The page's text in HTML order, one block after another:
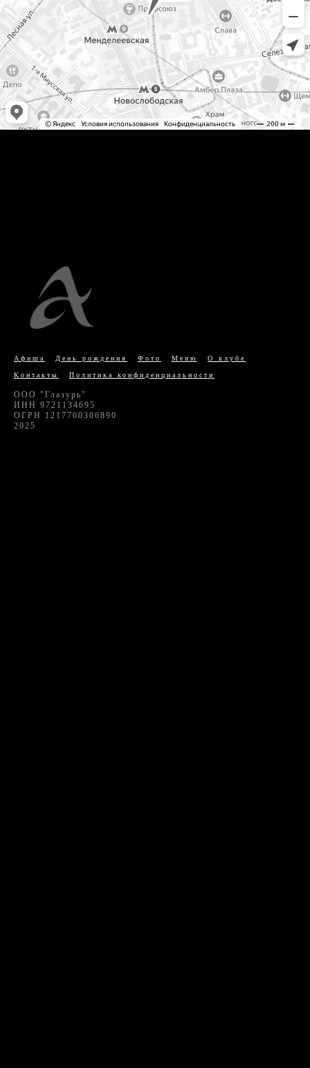
Афиша День рождения Фото Меню О клубе
Контакты Политика конфиденциальности
ООО "Глазурь"
ИНН 9721134695
ОГРН 1217700306890
2025